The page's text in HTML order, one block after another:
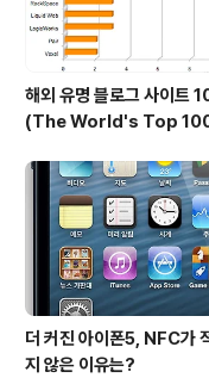
해외 유명 블로그 사이트
(The World's Top 100
더 커진 아이폰5, NFC가
지 않은 이유는?